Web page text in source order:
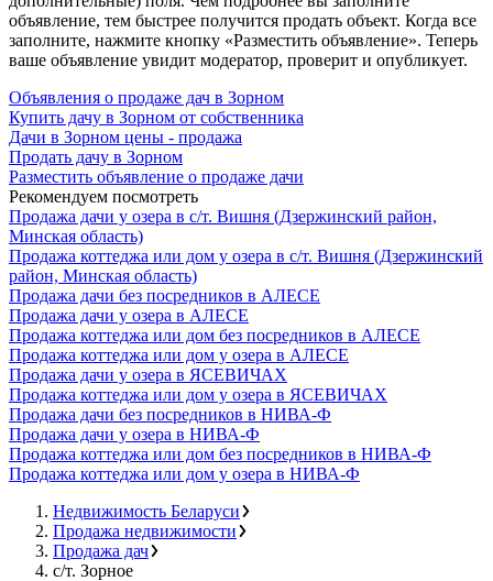
объявление, тем быстрее получится продать объект. Когда все
заполните, нажмите кнопку «Разместить объявление». Теперь
ваше объявление увидит модератор, проверит и опубликует.
Объявления о продаже дач в Зорном
Купить дачу в Зорном от собственника
Дачи в Зорном цены - продажа
Продать дачу в Зорном
Разместить объявление о продаже дачи
Рекомендуем посмотреть
Продажа дачи у озера в с/т. Вишня (Дзержинский район,
Минская область)
Продажа коттеджа или дом у озера в с/т. Вишня (Дзержинский
район, Минская область)
Продажа дачи без посредников в АЛЕСЕ
Продажа дачи у озера в АЛЕСЕ
Продажа коттеджа или дом без посредников в АЛЕСЕ
Продажа коттеджа или дом у озера в АЛЕСЕ
Продажа дачи у озера в ЯСЕВИЧАХ
Продажа коттеджа или дом у озера в ЯСЕВИЧАХ
Продажа дачи без посредников в НИВА-Ф
Продажа дачи у озера в НИВА-Ф
Продажа коттеджа или дом без посредников в НИВА-Ф
Продажа коттеджа или дом у озера в НИВА-Ф
Недвижимость Беларуси
Продажа недвижимости
Продажа дач
с/т. Зорное